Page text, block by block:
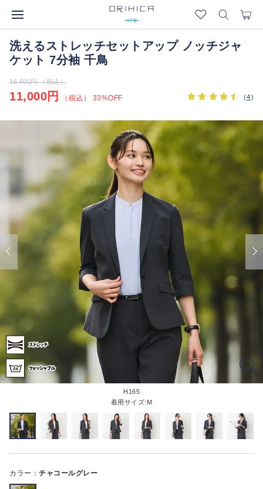
洗えるストレッチセットアップ ノッチジャ
ケット 7分袖 千鳥
16,500円 （税込）
11,000円 （税込） 33%OFF (4)
H165
着用サイズ:M
カラー： チャコールグレー